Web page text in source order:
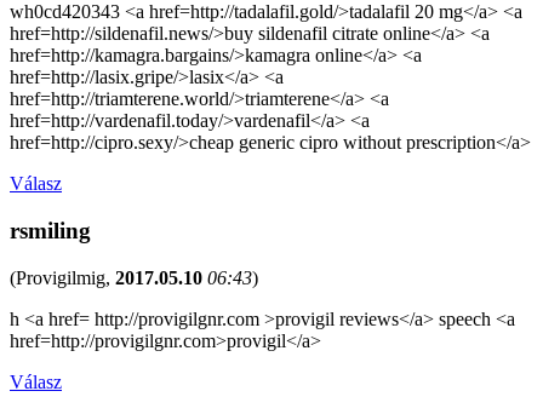
wh0cd420343 <a href=http://tadalafil.gold/>tadalafil 20 mg</a> <a
href=http://sildenafil.news/>buy sildenafil citrate online</a> <a
href=http://kamagra.bargains/>kamagra online</a> <a
href=http://lasix.gripe/>lasix</a> <a
href=http://triamterene.world/>triamterene</a> <a
href=http://vardenafil.today/>vardenafil</a> <a
href=http://cipro.sexy/>cheap generic cipro without prescription</a>
Válasz
rsmiling
(Provigilmig, 2017.05.10 06:43)
h <a href= http://provigilgnr.com >provigil reviews</a> speech <a
href=http://provigilgnr.com>provigil</a>
Válasz